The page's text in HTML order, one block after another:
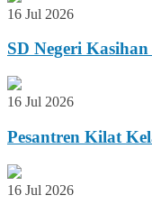
16 Jul 2026
SD Negeri
16 Jul 2026
Pesantren Kilat
16 Jul 2026